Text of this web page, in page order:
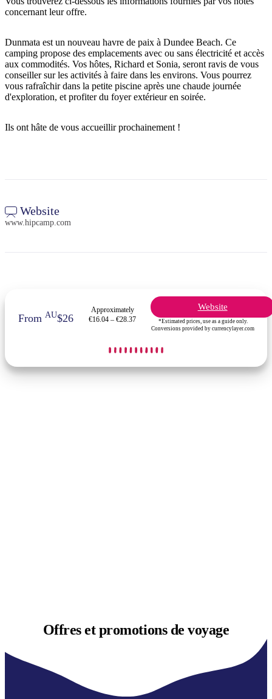
Rechercher:
concernant leur offre.
Dunmata est un nouveau havre de paix à Dundee Beach. Ce
camping propose des emplacements avec ou sans électricité et accès
aux commodités. Vos hôtes, Richard et Sonia, seront ravis de vous
conseiller sur les activités à faire dans les environs. Vous pourrez
vous rafraîchir dans la petite piscine après une chaude journée
d'exploration, et profiter du foyer extérieur en soirée.
Ils ont hâte de vous accueillir prochainement !
Website
www.hipcamp.com
From AU$26
Approximately
€16.04 – €28.37
Website
*Estimated prices, use as a guide only.
Conversions provided by currencylayer.com
Offres etpromotions de voyage